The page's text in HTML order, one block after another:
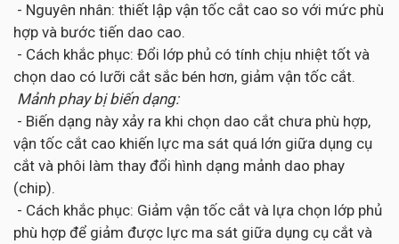
- Nguyên nhân: thiết lập vận tốc cắt cao so với mức phù
hợp và bước tiến dao cao.
- Cách khắc phục: Đổi lớp phủ có tính chịu nhiệt tốt và
chọn dao có lưỡi cắt sắc bén hơn, giảm vận tốc cắt.
Mảnh phay bị biến dạng:
- Biến dạng này xảy ra khi chọn dao cắt chưa phù hợp,
vận tốc cắt cao khiến lực ma sát quá lớn giữa dụng cụ
cắt và phôi làm thay đổi hình dạng mảnh dao phay
(chip).
- Cách khắc phục: Giảm vận tốc cắt và lựa chọn lớp phủ
phù hợp để giảm được lực ma sát giữa dụng cụ cắt và